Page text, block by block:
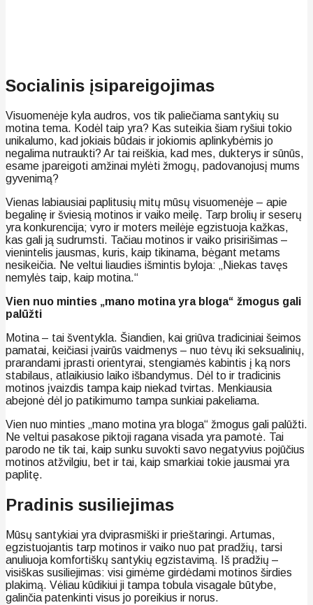
Socialinis įsipareigojimas
Visuomenėje kyla audros, vos tik paliečiama santykių su
motina tema. Kodėl taip yra? Kas suteikia šiam ryšiui tokio
unikalumo, kad jokiais būdais ir jokiomis aplinkybėmis jo
negalima nutraukti? Ar tai reiškia, kad mes, dukterys ir sūnūs,
esame įpareigoti amžinai mylėti žmogų, padovanojusį mums
gyvenimą?
Vienas labiausiai paplitusių mitų mūsų visuomenėje – apie
begalinę ir šviesią motinos ir vaiko meilę. Tarp brolių ir seserų
yra konkurencija; vyro ir moters meilėje egzistuoja kažkas,
kas gali ją sudrumsti. Tačiau motinos ir vaiko prisirišimas –
vienintelis jausmas, kuris, kaip tikinama, bėgant metams
nesikeičia. Ne veltui liaudies išmintis byloja: „Niekas tavęs
nemylės taip, kaip motina.“
Vien nuo minties „mano motina yra bloga“ žmogus gali
palūžti
Motina – tai šventykla. Šiandien, kai griūva tradiciniai šeimos
pamatai, keičiasi įvairūs vaidmenys – nuo tėvų iki seksualinių,
prarandami įprasti orientyrai, stengiamės kabintis į ką nors
stabilaus, atlaikiusio laiko išbandymus. Dėl to ir tradicinis
motinos įvaizdis tampa kaip niekad tvirtas. Menkiausia
abejonė dėl jo patikimumo tampa sunkiai pakeliama.
Vien nuo minties „mano motina yra bloga“ žmogus gali palūžti.
Ne veltui pasakose piktoji ragana visada yra pamotė. Tai
parodo ne tik tai, kaip sunku suvokti savo negatyvius pojūčius
motinos atžvilgiu, bet ir tai, kaip smarkiai tokie jausmai yra
paplitę.
Pradinis susiliejimas
Mūsų santykiai yra dviprasmiški ir prieštaringi. Artumas,
egzistuojantis tarp motinos ir vaiko nuo pat pradžių, tarsi
anuliuoja komfortiškų santykių egzistavimą. Iš pradžių –
visiškas susiliejimas: visi gimėme girdėdami motinos širdies
plakimą. Vėliau kūdikiui ji tampa tobula visagale būtybe,
galinčia patenkinti visus jo poreikius ir norus.